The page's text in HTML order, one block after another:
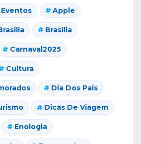
Apple
Brasília
Carnaval2025
Cultura
Dia Dos Pais
Dicas De Viagem
Enologia